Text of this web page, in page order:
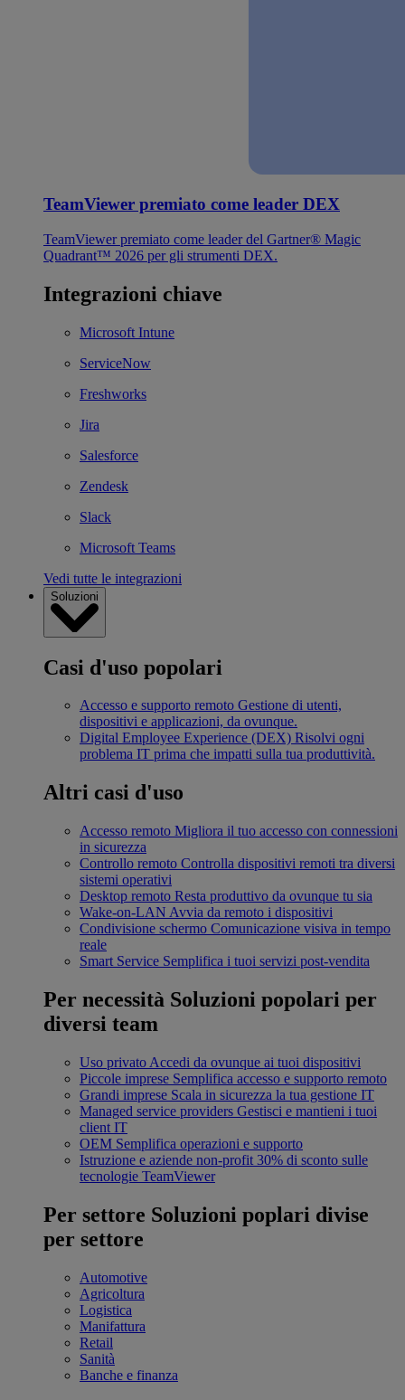
TeamViewer premiato come leader DEX
TeamViewer premiato come leader del Gartner® Magic
Quadrant™ 2026 per gli strumenti DEX.
Integrazioni chiave
Microsoft Intune
ServiceNow
Freshworks
Jira
Salesforce
Zendesk
Slack
Microsoft Teams
Vedi tutte le integrazioni
Soluzioni
Casi d'uso popolari
Accesso e supporto remoto Gestione di utenti,
dispositivi e applicazioni, da ovunque.
Digital Employee Experience (DEX) Risolvi ogni
problema IT prima che impatti sulla tua produttività.
Altri casi d'uso
Accesso remoto Migliora il tuo accesso con connessioni
in sicurezza
Controllo remoto Controlla dispositivi remoti tra diversi
sistemi operativi
Desktop remoto Resta produttivo da ovunque tu sia
Wake-on-LAN Avvia da remoto i dispositivi
Condivisione schermo Comunicazione visiva in tempo
reale
Smart Service Semplifica i tuoi servizi post-vendita
Per necessità Soluzioni popolari per
diversi team
Uso privato Accedi da ovunque ai tuoi dispositivi
Piccole imprese Semplifica accesso e supporto remoto
Grandi imprese Scala in sicurezza la tua gestione IT
Managed service providers Gestisci e mantieni i tuoi
client IT
OEM Semplifica operazioni e supporto
Istruzione e aziende non-profit 30% di sconto sulle
tecnologie TeamViewer
Per settore Soluzioni poplari divise
per settore
Automotive
Agricoltura
Logistica
Manifattura
Retail
Sanità
Banche e finanza